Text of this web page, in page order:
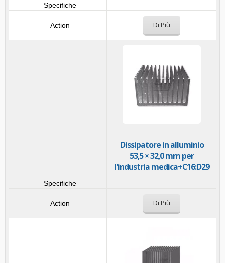
Di Più
Dissipatore in alluminio
53,5 × 32,0 mm per
l'industria medica+C16:D29
Di Più